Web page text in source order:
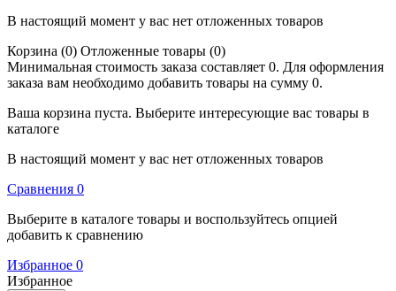
В настоящий момент у вас нет отложенных товаров
Корзина (0) Отложенные товары (0)
Минимальная стоимость заказа составляет 0. Для оформления
заказа вам необходимо добавить товары на сумму 0.
Ваша корзина пуста. Выберите интересующие вас товары в
каталоге
В настоящий момент у вас нет отложенных товаров
Cравнения 0
Выберите в каталоге товары и воспользуйтесь опцией
добавить к сравнению
Избранное 0
Избранное